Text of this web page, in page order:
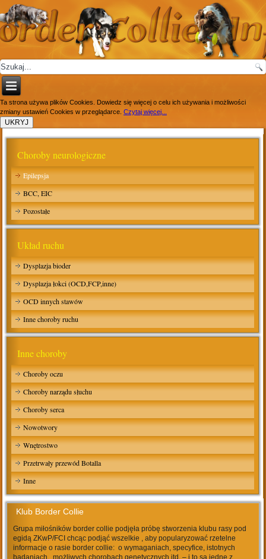
Ta strona używa plików Cookies. Dowiedz się więcej o celu ich używania i możliwości
zmiany ustawień Cookies w przeglądarce. Czytaj więcej...
Choroby neurologiczne
Epilepsja
BCC, EIC
Pozostałe
Układ ruchu
Dysplazja bioder
Dysplazja łokci (OCD,FCP,inne)
OCD innych stawów
Inne choroby ruchu
Inne choroby
Choroby oczu
Choroby narządu słuchu
Choroby serca
Nowotwory
Wnętrostwo
Przetrwały przewód Botalla
Inne
Klub Border Collie
Grupa miłośników border collie podjęła próbę stworzenia klubu rasy pod
egidą ZKwP/FCI chcąc podjąć wszelkie , aby popularyzować rzetelne
informacje o rasie border collie: o wymaganiach, specyfice, istotnych
badaniach, możliwych chorobach genetycznych itd. – i to są jedne z